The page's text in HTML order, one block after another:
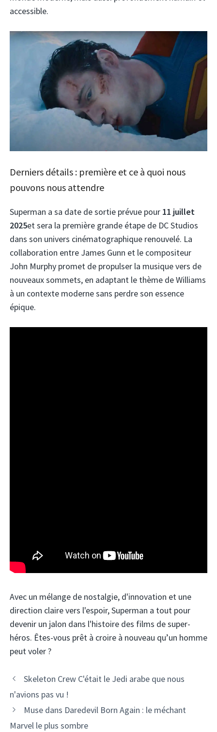
accessible.
Derniers détails : première et ce à quoi nous
pouvons nous attendre
Superman a sa date de sortie prévue pour 11 juillet
2025et sera la première grande étape de DC Studios
dans son univers cinématographique renouvelé. La
collaboration entre James Gunn et le compositeur
John Murphy promet de propulser la musique vers de
nouveaux sommets, en adaptant le thème de Williams
à un contexte moderne sans perdre son essence
épique.
Avec un mélange de nostalgie, d'innovation et une
direction claire vers l'espoir, Superman a tout pour
devenir un jalon dans l'histoire des films de super-
héros. Êtes-vous prêt à croire à nouveau qu’un homme
peut voler ?
Skeleton Crew C'était le Jedi arabe que nous
n'avions pas vu !
Muse dans Daredevil Born Again : le méchant
Marvel le plus sombre